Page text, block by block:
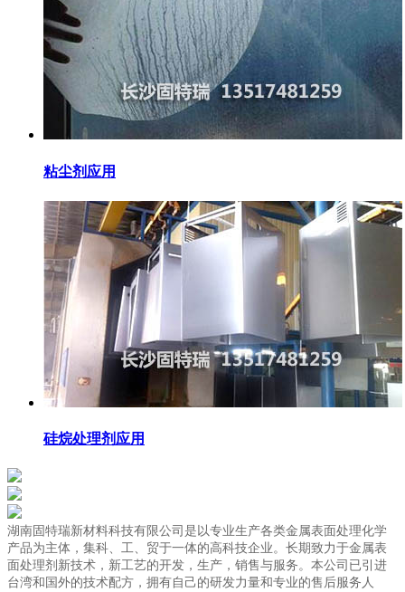
粘尘剂应用
硅烷处理剂应用
湖南固特瑞新材料科技有限公司是以专业生产各类金属表面处理化学
产品为主体，集科、工、贸于一体的高科技企业。长期致力于金属表
面处理剂新技术，新工艺的开发，生产，销售与服务。本公司已引进
台湾和国外的技术配方，拥有自己的研发力量和专业的售后服务人